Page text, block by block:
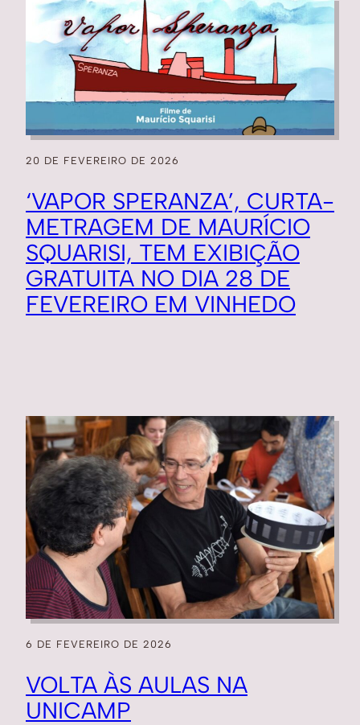
20 DE FEVEREIRO DE 2026
‘VAPOR SPERANZA’, CURTA-
METRAGEM DE MAURÍCIO
SQUARISI, TEM EXIBIÇÃO
GRATUITA NO DIA 28 DE
FEVEREIRO EM VINHEDO
6 DE FEVEREIRO DE 2026
VOLTA ÀS AULAS NA
UNICAMP